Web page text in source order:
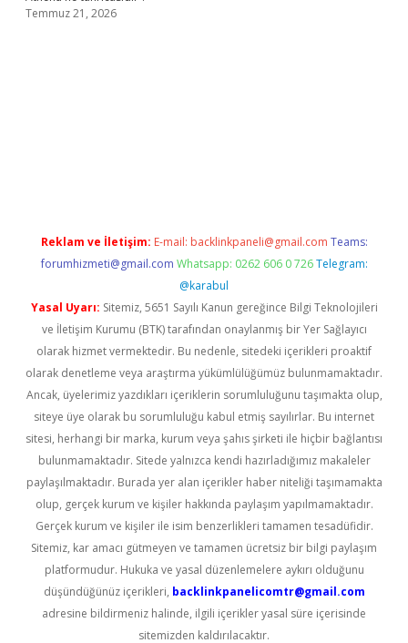
Temmuz 21, 2026
Reklam ve İletişim: E-mail: backlinkpaneli@gmail.com Teams:
forumhizmeti@gmail.com Whatsapp: 0262 606 0 726 Telegram:
@karabul
Yasal Uyarı: Sitemiz, 5651 Sayılı Kanun gereğince Bilgi Teknolojileri
ve İletişim Kurumu (BTK) tarafından onaylanmış bir Yer Sağlayıcı
olarak hizmet vermektedir. Bu nedenle, sitedeki içerikleri proaktif
olarak denetleme veya araştırma yükümlülüğümüz bulunmamaktadır.
Ancak, üyelerimiz yazdıkları içeriklerin sorumluluğunu taşımakta olup,
siteye üye olarak bu sorumluluğu kabul etmiş sayılırlar. Bu internet
sitesi, herhangi bir marka, kurum veya şahıs şirketi ile hiçbir bağlantısı
bulunmamaktadır. Sitede yalnızca kendi hazırladığımız makaleler
paylaşılmaktadır. Burada yer alan içerikler haber niteliği taşımamakta
olup, gerçek kurum ve kişiler hakkında paylaşım yapılmamaktadır.
Gerçek kurum ve kişiler ile isim benzerlikleri tamamen tesadüfidir.
Sitemiz, kar amacı gütmeyen ve tamamen ücretsiz bir bilgi paylaşım
platformudur. Hukuka ve yasal düzenlemelere aykırı olduğunu
düşündüğünüz içerikleri, backlinkpanelicomtr@gmail.com
adresine bildirmeniz halinde, ilgili içerikler yasal süre içerisinde
sitemizden kaldırılacaktır.